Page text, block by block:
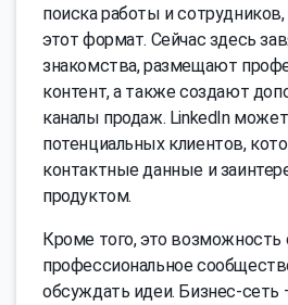
поиска работы и
этот формат. Сейчас здесь
знакомства, размещают
контент, а также создают
каналы продаж. LinkedIn
потенциальных клиентов,
контактные данные и
продуктом.
Кроме того, это
профессиональное
обсуждать идеи. Бизнес-сеть